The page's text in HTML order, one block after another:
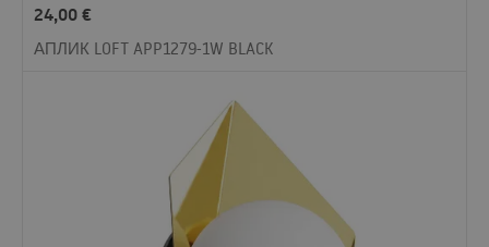
24,00€
АПЛИК LOFT APP1279-1W BLACK